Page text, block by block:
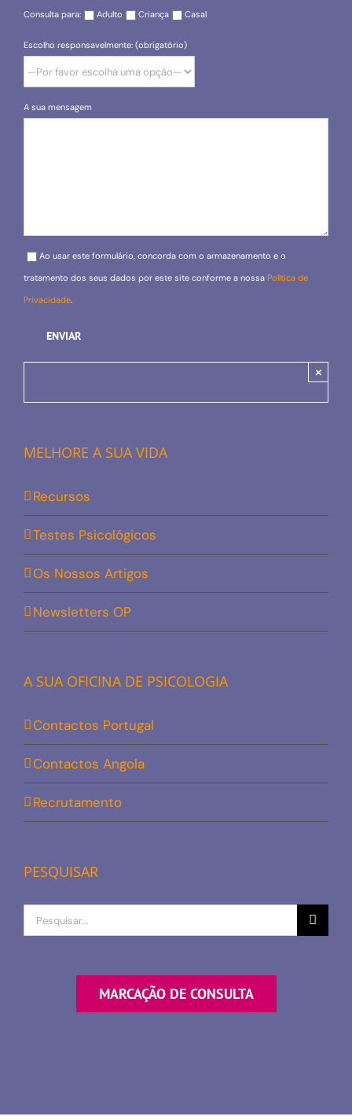
Consulta para: Adulto Criança Casal
Escolho responsavelmente: (obrigatório)
A sua mensagem
Please leave this field empty.
Ao usar este formulário, concorda com o armazenamento e o
tratamento dos seus dados por este site conforme a nossa Política de
Privacidade.
×
MELHORE A SUA VIDA
Recursos
Testes Psicológicos
Os Nossos Artigos
Newsletters OP
A SUA OFICINA DE PSICOLOGIA
Contactos Portugal
Contactos Angola
Recrutamento
PESQUISAR
Procurar
por
MARCAÇÃO DE CONSULTA